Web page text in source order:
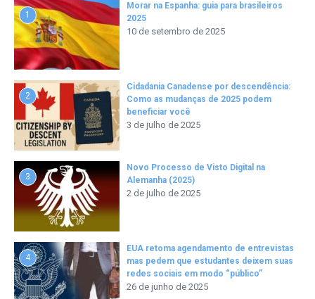
1
Morar na Espanha: guia para brasileiros
2025
10 de setembro de 2025
2
Cidadania Canadense por descendência:
Como as mudanças de 2025 podem
beneficiar você
3 de julho de 2025
3
Novo Processo de Visto Digital na
Alemanha (2025)
2 de julho de 2025
4
EUA retoma agendamento de entrevistas
mas pedem que estudantes deixem suas
redes sociais em modo “público”
26 de junho de 2025